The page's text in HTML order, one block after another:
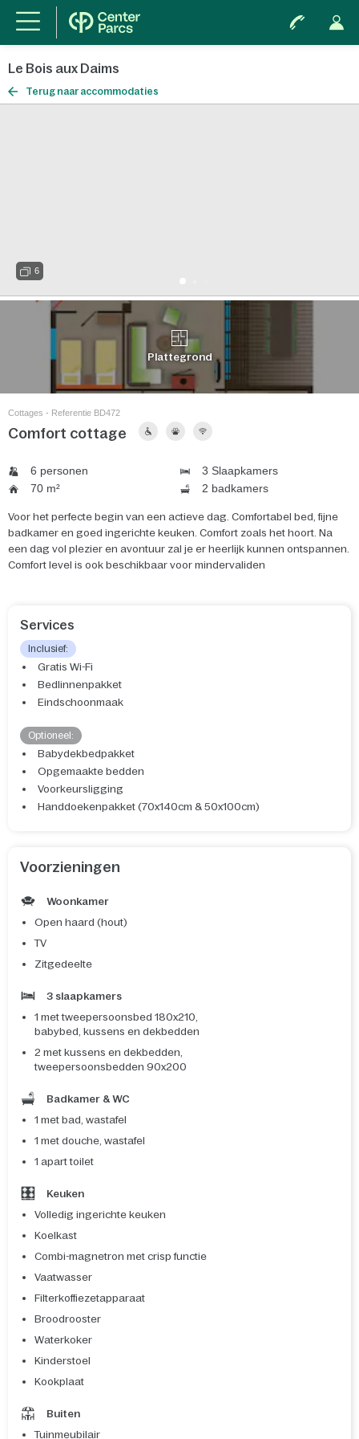
Le Bois aux Daims
Terug naar accommodaties
6
Plattegrond
Cottages - Referentie BD472
Comfort cottage
6 personen
3 Slaapkamers
70 m²
2 badkamers
Voor het perfecte begin van een actieve dag. Comfortabel bed, fijne
badkamer en goed ingerichte keuken. Comfort zoals het hoort. Na
een dag vol plezier en avontuur zal je er heerlijk kunnen ontspannen.
Comfort level is ook beschikbaar voor mindervaliden
Services
Inclusief:
Gratis Wi-Fi
Bedlinnenpakket
Eindschoonmaak
Optioneel:
Babydekbedpakket
Opgemaakte bedden
Voorkeursligging
Handdoekenpakket (70x140cm & 50x100cm)
Voorzieningen
Woonkamer
Open haard (hout)
TV
Zitgedeelte
3 slaapkamers
1 met tweepersoonsbed 180x210,
babybed, kussens en dekbedden
2 met kussens en dekbedden,
tweepersoonsbedden 90x200
Badkamer & WC
1 met bad, wastafel
1 met douche, wastafel
1 apart toilet
Keuken
Volledig ingerichte keuken
Koelkast
Combi-magnetron met crisp functie
Vaatwasser
Filterkoffiezetapparaat
Broodrooster
Waterkoker
Kinderstoel
Kookplaat
Buiten
Tuinmeubilair